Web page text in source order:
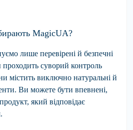
MagicUA?
лише перевірені й безпечні
суворий контроль
містить виключно натуральні й
Ви можете бути впевнені,
який відповідає